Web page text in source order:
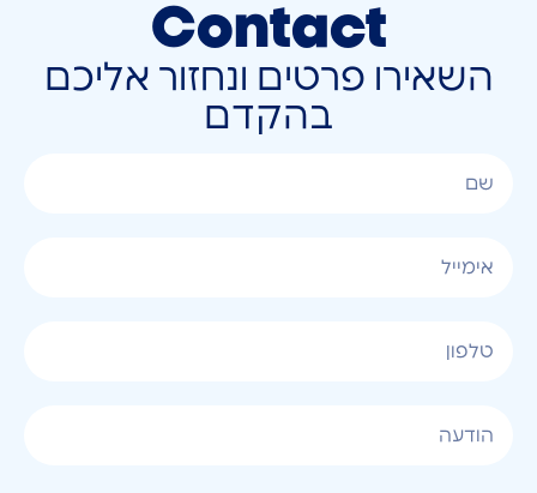
Contact
השאירו פרטים ונחזור אליכם
בהקדם